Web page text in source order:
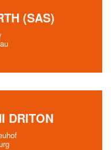
(SAS)
DRITON